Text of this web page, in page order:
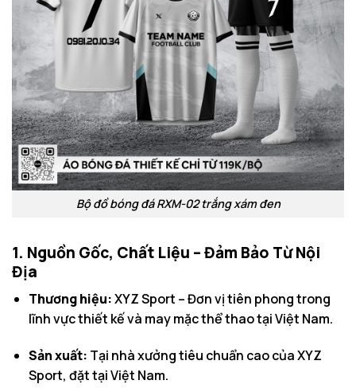
Bộ đồ bóng đá RXM-02 trắng xám đen
1. Nguồn Gốc, Chất Liệu – Đảm Bảo Từ Nội
Địa
Thương hiệu:XYZ Sport – Đơn vị tiên phong trong
lĩnh vực thiết kế và may mặc thể thao tại Việt Nam.
Sản xuất: Tại nhà xưởng tiêu chuẩn cao của XYZ
Sport, đặt tại Việt Nam.